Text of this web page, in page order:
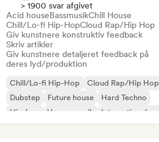
> 1900 svar afgivet
Acid houseBassmusikChill House
Chill/Lo-fi Hip-HopCloud Rap/Hip Hop
Giv kunstnere konstruktiv feedback
Skriv artikler
Giv kunstnere detaljeret feedback på
deres lyd/produktion
Chill/Lo-fi Hip-Hop
Cloud Rap/Hip Hop
Dubstep
Future house
Hard Techno
Hip-hop
House-musik International rap